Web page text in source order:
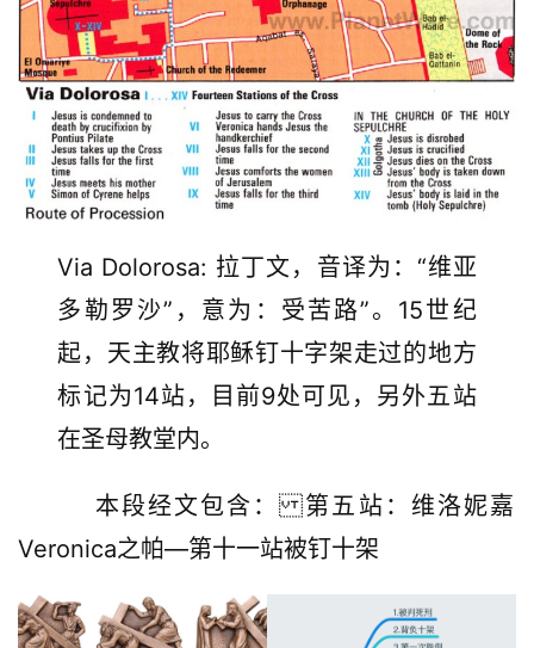
Via Dolorosa: 拉丁文，音译为：“维亚
多勒罗沙”，意为：受苦路”。15世纪
起，天主教将耶稣钉十字架走过的地方
标记为14站，目前9处可见，另外五站
在圣母教堂内。
Veronica之帕—第十一站被钉十架